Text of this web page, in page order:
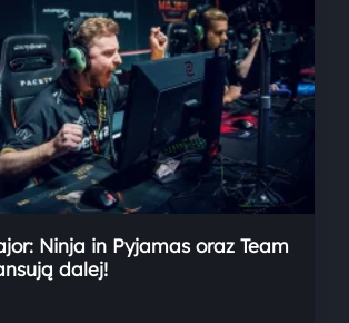
Ninja in Pyjamas oraz Team
dalej!